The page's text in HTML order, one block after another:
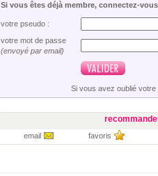
Si vous êtes déjà membre, connectez-
votre pseudo :
votre mot de passe
(envoyé par email)
Si vous avez oublié votre
email favoris